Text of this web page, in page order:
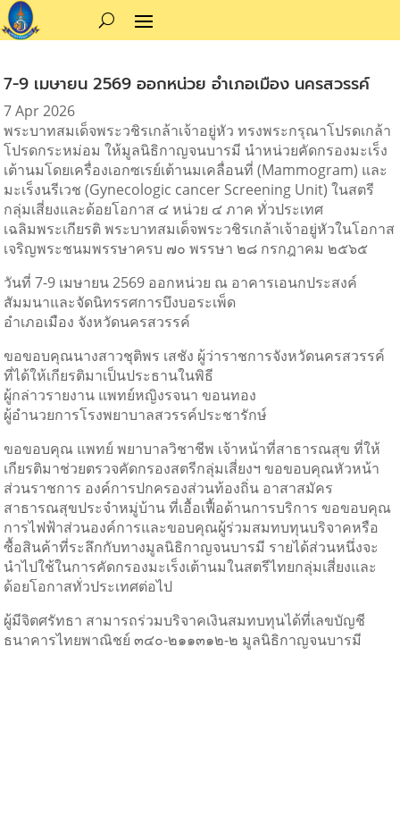
7-9 เมษายน 2569 ออกหน่วย อำเภอเมือง นครสวรรค์
7 Apr 2026
พระบาทสมเด็จพระวชิรเกล้าเจ้าอยู่หัว ทรงพระกรุณาโปรดเกล้า
โปรดกระหม่อม ให้มูลนิธิกาญจนบารมี นำหน่วยคัดกรองมะเร็ง
เต้านมโดยเครื่องเอกซเรย์เต้านมเคลื่อนที่ (Mammogram) และ
มะเร็งนรีเวช (Gynecologic cancer Screening Unit) ในสตรี
กลุ่มเสี่ยงและด้อยโอกาส ๔ หน่วย ๔ ภาค ทั่วประเทศ
เฉลิมพระเกียรติ พระบาทสมเด็จพระวชิรเกล้าเจ้าอยู่หัวในโอกาส
เจริญพระชนมพรรษาครบ ๗๐ พรรษา ๒๘ กรกฎาคม ๒๕๖๕
วันที่ 7-9 เมษายน 2569 ออกหน่วย ณ อาคารเอนกประสงค์
สัมมนาและจัดนิทรรศการบึงบอระเพ็ด
อำเภอเมือง จังหวัดนครสวรรค์
ขอขอบคุณนางสาวชุติพร เสชัง ผู้ว่าราชการจังหวัดนครสวรรค์
ที่ได้ให้เกียรติมาเป็นประธานในพิธี
ผู้กล่าวรายงาน แพทย์หญิงรจนา ขอนทอง
ผู้อำนวยการโรงพยาบาลสวรรค์ประชารักษ์
ขอขอบคุณ แพทย์ พยาบาลวิชาชีพ เจ้าหน้าที่สาธารณสุข ที่ให้
เกียรติมาช่วยตรวจคัดกรองสตรีกลุ่มเสี่ยงฯ ขอขอบคุณหัวหน้า
ส่วนราชการ องค์การปกครองส่วนท้องถิ่น อาสาสมัคร
สาธารณสุขประจำหมู่บ้าน ที่เอื้อเฟื้อด้านการบริการ ขอขอบคุณ
การไฟฟ้าส่วนองค์การและขอบคุณผู้ร่วมสมทบทุนบริจาคหรือ
ซื้อสินค้าที่ระลึกกับทางมูลนิธิกาญจนบารมี รายได้ส่วนหนึ่งจะ
นำไปใช้ในการคัดกรองมะเร็งเต้านมในสตรีไทยกลุ่มเสี่ยงและ
ด้อยโอกาสทั่วประเทศต่อไป
ผู้มีจิตศรัทธา สามารถร่วมบริจาคเงินสมทบทุนได้ที่เลขบัญชี
ธนาคารไทยพาณิชย์ ๓๔๐-๒๑๑๓๑๒-๒ มูลนิธิกาญจนบารมี